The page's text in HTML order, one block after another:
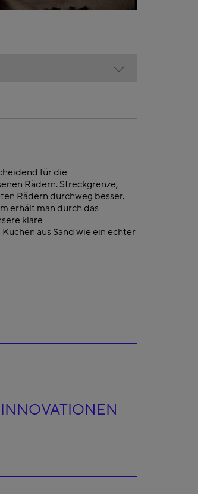
für die
Rädern. Streckgrenze,
Rädern durchweg besser.
erhält man durch das
klare
aus Sand wie ein echter
INNOVATIONEN